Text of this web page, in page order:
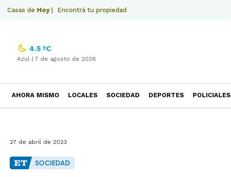
Casas de Hoy| Encontrá tu propiedad
4.5 ºC
Azul | 7 de agosto de 2026
AHORA MISMO LOCALES SOCIEDAD DEPORTES POLICIALES
27 de abril de 2023
SOCIEDAD